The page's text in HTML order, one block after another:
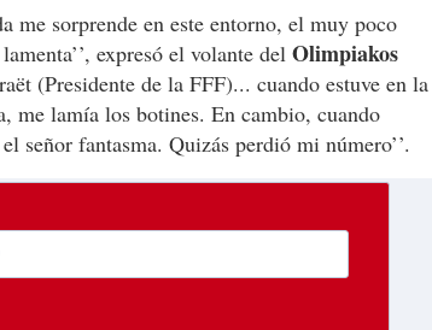
me sorprende en este entorno, el muy poco
expresó el volante del Olimpiakos
(Presidente de la FFF)... cuando estuve en la
me lamía los botines. En cambio, cuando
señor fantasma. Quizás perdió mi número’’.